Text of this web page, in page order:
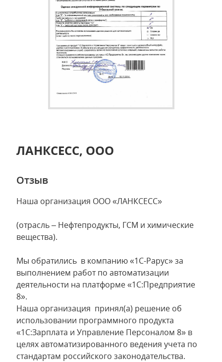
ЛАНКСЕСС, ООО
Отзыв
Наша организация ООО «ЛАНКСЕСС»
(отрасль – Нефтепродукты, ГСМ и химические
вещества).
Мы обратились в компанию «1С-Рарус» за
выполнением работ по автоматизации
деятельности на платформе «1С:Предприятие
8».
Наша организация принял(а) решение об
использовании программного продукта
«1С:Зарплата и Управление Персоналом 8» в
целях автоматизированного ведения учета по
стандартам российского законодательства.